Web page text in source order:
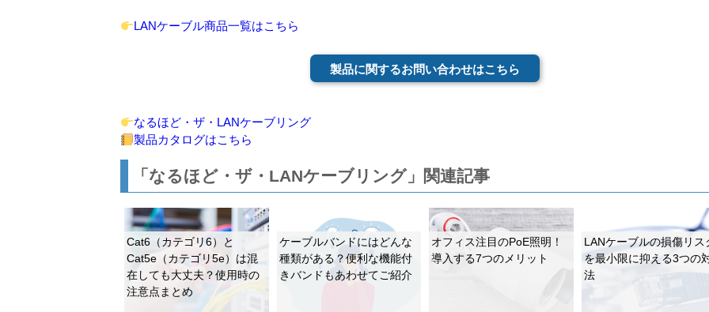
LANケーブル商品一覧はこちら
製品に関するお問い合わせはこちら
なるほど・ザ・LANケーブリング
製品カタログはこちら
「なるほど・ザ・LANケーブリング」関連記事
Cat6（カテゴリ6）と
Cat5e（カテゴリ5e）は混
在しても大丈夫？使用時の
注意点まとめ
ケーブルバンドにはどんな
種類がある？便利な機能付
きバンドもあわせてご紹介
オフィス注目のPoE照明！
導入する7つのメリット
LANケーブルの損傷リス
を最小限に抑える3つの
法